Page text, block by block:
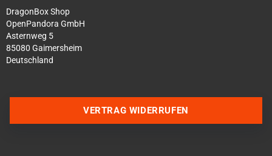
DragonBox Shop
OpenPandora GmbH
Asternweg 5
85080 Gaimersheim
Deutschland
VERTRAG WIDERRUFEN